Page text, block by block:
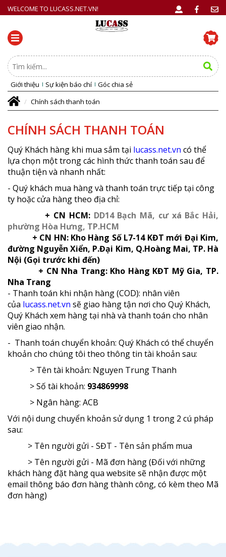
WELCOME TO LUCASS.NET.VN!
Giới thiệu Sự kiện báo chí
Góc chia sẻ
Chính sách thanh toán
CHÍNH SÁCH THANH TOÁN
Quý Khách hàng khi mua sắm tại lucass.net.vn có thể
lựa chọn một trong các hình thức thanh toán sau để
thuận tiện và nhanh nhất:
- Quý khách mua hàng và thanh toán trực tiếp tại công
ty hoặc cửa hàng theo địa chỉ:
+ CN HCM: DD14 Bạch Mã, cư xá Bắc Hải,
phường Hòa Hưng, TP.HCM
+ CN HN: Kho Hàng Số L7-14 KĐT mới Đại Kim,
đường Nguyễn Xiển, P.Đại Kim, Q.Hoàng Mai, TP. Hà
Nội (Gọi trước khi đến)
+ CN Nha Trang: Kho Hàng KĐT Mỹ Gia, TP.
Nha Trang
- Thanh toán khi nhận hàng (COD): nhân viên
của lucass.net.vn sẽ giao hàng tận nơi cho Quý Khách,
Quý Khách xem hàng tại nhà và thanh toán cho nhân
viên giao nhận.
- Thanh toán chuyển khoản: Quý Khách có thể chuyển
khoản cho chúng tôi theo thông tin tài khoản sau:
> Tên tài khoản: Nguyen Trung Thanh
> Số tài khoản: 934869998
> Ngân hàng: ACB
Với nội dung chuyển khoản sử dụng 1 trong 2 cú pháp
sau:
> Tên người gửi - SĐT - Tên sản phẩm mua
> Tên người gửi - Mã đơn hàng (Đối với những
khách hàng đặt hàng qua website sẽ nhận được một
email thông báo đơn hàng thành công, có kèm theo Mã
đơn hàng)